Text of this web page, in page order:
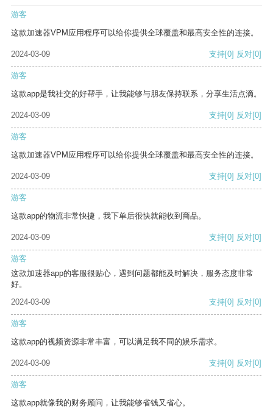
游客
这款加速器VPM应用程序可以给你提供全球覆盖和最高安全性的连接。
2024-03-09 支持[0] 反对[0]
游客
这款app是我社交的好帮手，让我能够与朋友保持联系，分享生活点滴。
2024-03-09 支持[0] 反对[0]
游客
这款加速器VPM应用程序可以给你提供全球覆盖和最高安全性的连接。
2024-03-09 支持[0] 反对[0]
游客
这款app的物流非常快捷，我下单后很快就能收到商品。
2024-03-09 支持[0] 反对[0]
游客
这款加速器app的客服很贴心，遇到问题都能及时解决，服务态度非常
好。
2024-03-09
支持[0] 反对[0]
游客
这款app的视频资源非常丰富，可以满足我不同的娱乐需求。
2024-03-09 支持[0] 反对[0]
游客
这款app就像我的财务顾问，让我能够省钱又省心。